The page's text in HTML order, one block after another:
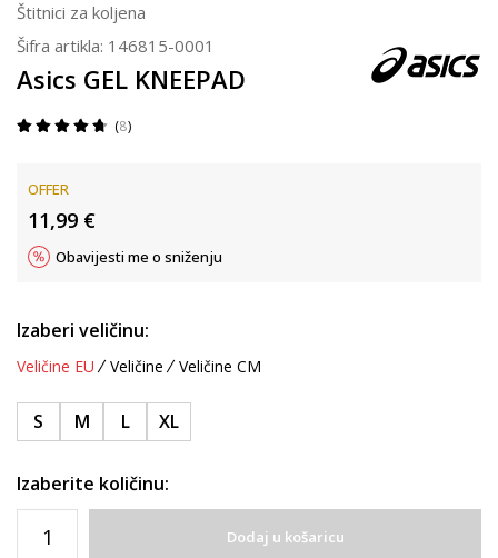
Štitnici za koljena
Šifra artikla: 146815-0001
Asics GEL KNEEPAD
8
OFFER
11,99 €
Obavijesti me o sniženju
Izaberi veličinu:
Veličine EU Veličine Veličine CM
S M L XL
Izaberite količinu:
Dodaj u košaricu